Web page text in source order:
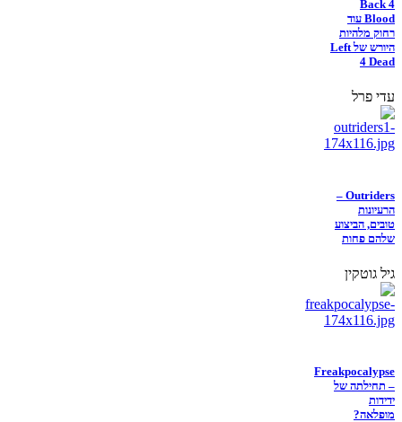
Back 4
Blood עוד
רחוק מלהיות
היורש של Left
4 Dead
עדי פרל
Outriders –
הרעיונות
טובים, הביצוע
שלהם פחות
גיל גוטקין
Freakpocalypse
– תחילתה של
ידידות
מופלאה?